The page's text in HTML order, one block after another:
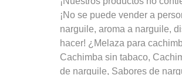
¡No se puede vender a
narguile, aroma a narguile,
hacer! ¿Melaza para
Cachimba sin tabaco,
de narguile, Sabores de